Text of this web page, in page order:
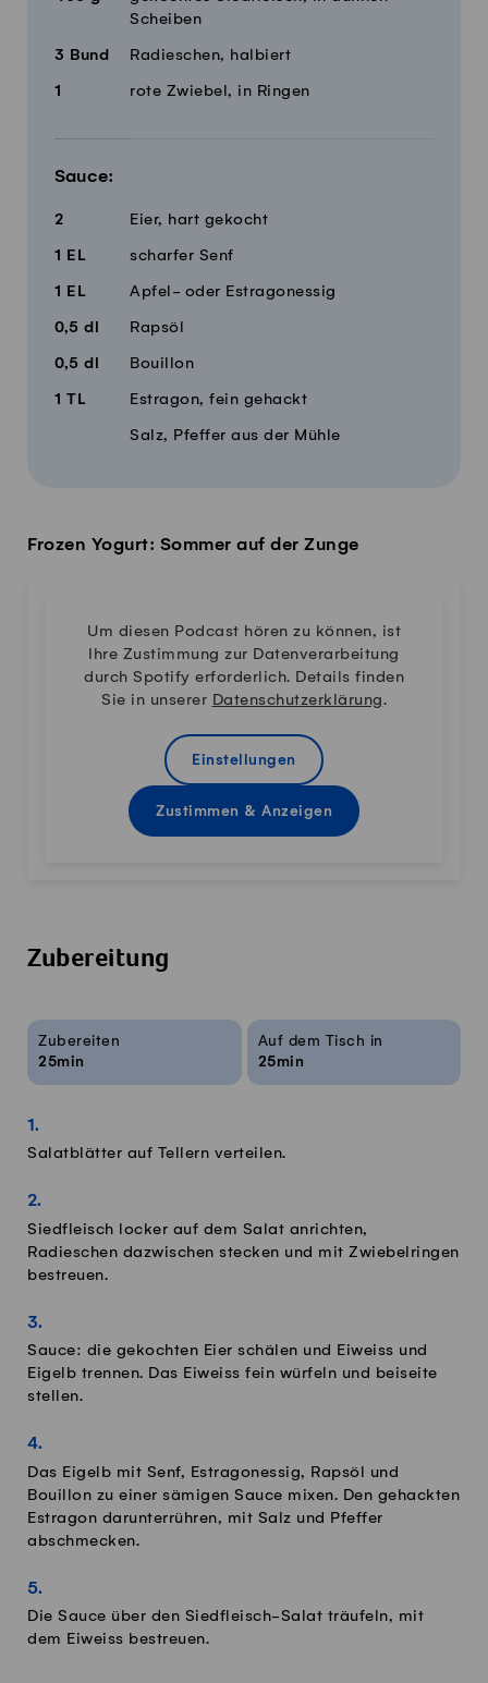
Scheiben
3 Bund Radieschen, halbiert
1 rote Zwiebel, in Ringen
Sauce:
2 Eier, hart gekocht
1 EL scharfer Senf
1 EL Apfel- oder Estragonessig
0,5 dl Rapsöl
0,5 dl Bouillon
1 TL Estragon, fein gehackt
Salz, Pfeffer aus der Mühle
Frozen Yogurt: Sommer auf der Zunge
Um diesen Podcast hören zu können, ist
Ihre Zustimmung zur Datenverarbeitung
durch Spotify erforderlich. Details finden
Sie in unserer Datenschutzerklärung.
Einstellungen
Zustimmen & Anzeigen
Zubereitung
Rezeptinfos
Zubereiten
25min
Auf dem Tisch in
25min
Salatblätter auf Tellern verteilen.
Siedfleisch locker auf dem Salat anrichten,
Radieschen dazwischen stecken und mit Zwiebelringen
bestreuen.
Sauce: die gekochten Eier schälen und Eiweiss und
Eigelb trennen. Das Eiweiss fein würfeln und beiseite
stellen.
Das Eigelb mit Senf, Estragonessig, Rapsöl und
Bouillon zu einer sämigen Sauce mixen. Den gehackten
Estragon darunterrühren, mit Salz und Pfeffer
abschmecken.
Die Sauce über den Siedfleisch-Salat träufeln, mit
dem Eiweiss bestreuen.